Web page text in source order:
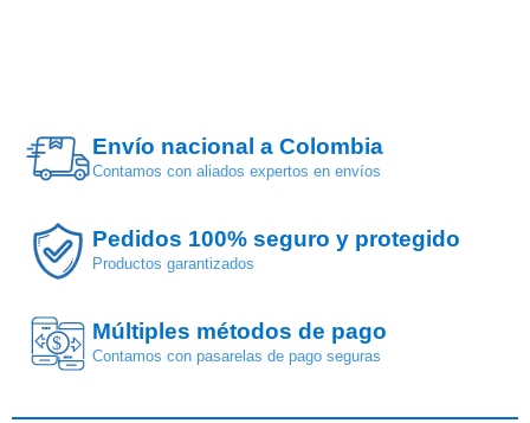
Envío nacional a Colombia
Contamos con aliados expertos en envíos
Pedidos 100% seguro y protegido
Productos garantizados
$ Múltiples métodos de pago
Contamos con pasarelas de pago seguras